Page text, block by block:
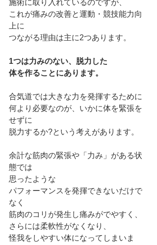
施術に取り入れているのですが、
これが痛みの改善と運動・競技能力向
上に
つながる理由は主に2つあります。
1つは力みのない、脱力した
体を作ることにあります。
合気道では大きな力を発揮するために
何より必要なのが、いかに体を緊張を
せずに
脱力するか?という考えがあります。
余計な筋肉の緊張や「力み」がある状
態では
思ったような
パフォーマンスを発揮できないだけで
なく
筋肉のコリが発生し痛みがでやすく、
さらには柔軟性がなくなり、
怪我をしやすい体になってしまいま